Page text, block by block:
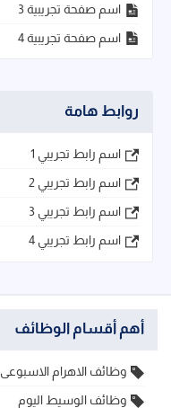
اسم صفحة تجريبية 3
اسم صفحة تجريبية 4
روابط هامة
اسم رابط تجريبي 1
اسم رابط تجريبي 2
اسم رابط تجريبي 3
اسم رابط تجريبي 4
أهم أقسام الوظائف
وظائف الاهرام الاسبوعى
وظائف الوسيط اليوم